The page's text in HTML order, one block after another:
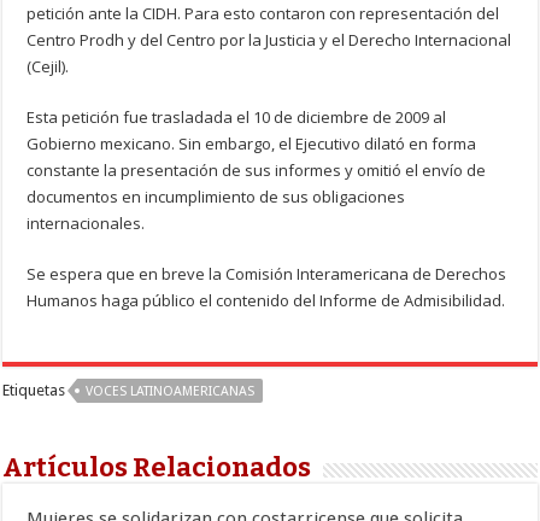
petición ante la CIDH. Para esto contaron con representación del
Centro Prodh y del Centro por la Justicia y el Derecho Internacional
(Cejil).
Esta petición fue trasladada el 10 de diciembre de 2009 al
Gobierno mexicano. Sin embargo, el Ejecutivo dilató en forma
constante la presentación de sus informes y omitió el envío de
documentos en incumplimiento de sus obligaciones
internacionales.
Se espera que en breve la Comisión Interamericana de Derechos
Humanos haga público el contenido del Informe de Admisibilidad.
Etiquetas VOCES LATINOAMERICANAS
Artículos Relacionados